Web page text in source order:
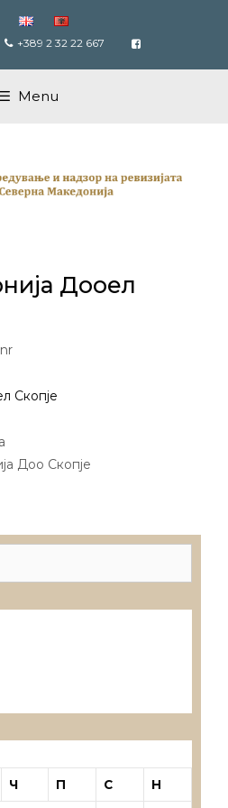
+389 2 32 22 667
Menu
Дооел
Скопје
Доо Скопје
Ч П С Н